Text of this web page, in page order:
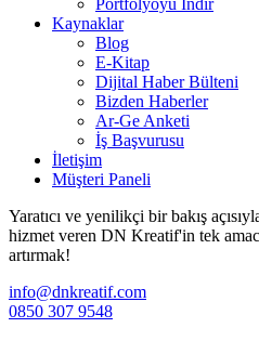
Portfolyoyu İndir
Kaynaklar
Blog
E-Kitap
Dijital Haber Bülteni
Bizden Haberler
Ar-Ge Anketi
İş Başvurusu
İletişim
Müşteri Paneli
Yaratıcı ve yenilikçi bir bakış
hizmet veren DN Kreatif'in tek
artırmak!
info@dnkreatif.com
0850 307 9548